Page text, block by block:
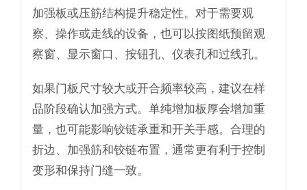
加强板或压筋结构提升稳定性。对于需要观
察、操作或走线的设备，也可以按图纸预留观
察窗、显示窗口、按钮孔、仪表孔和过线孔。
如果门板尺寸较大或开合频率较高，建议在样
品阶段确认加强方式。单纯增加板厚会增加重
量，也可能影响铰链承重和开关手感。合理的
折边、加强筋和铰链布置，通常更有利于控制
变形和保持门缝一致。